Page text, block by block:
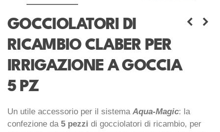
GOCCIOLATORI DI
RICAMBIO CLABER PER
IRRIGAZIONE A GOCCIA
5 PZ
Un utile accessorio per il sistema Aqua-Magic: la
confezione da 5 pezzi di gocciolatori di ricambio, per